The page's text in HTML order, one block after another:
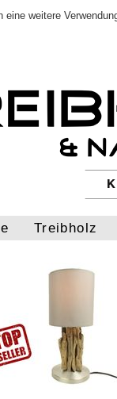
eine weitere
Treibholz